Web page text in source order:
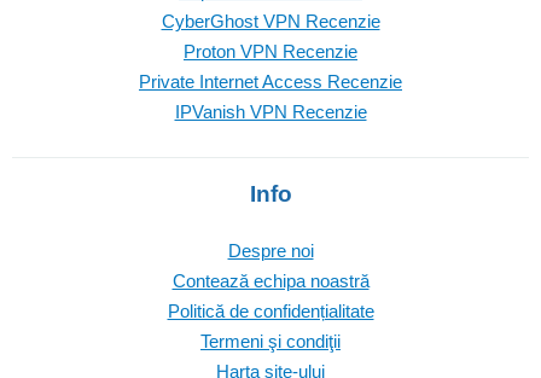
CyberGhost VPN Recenzie
Proton VPN Recenzie
Private Internet Access Recenzie
IPVanish VPN Recenzie
Info
Despre noi
Contează echipa noastră
Politică de confidențialitate
Termeni şi condiţii
Harta site-ului